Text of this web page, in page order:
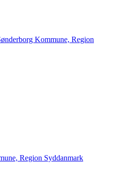
Kommune, Region
Region Syddanmark